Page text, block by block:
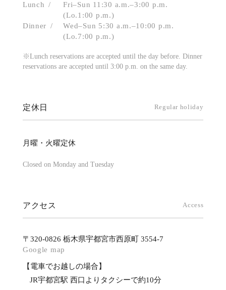
Lunch
Fri–Sun 11:30 a.m.–3:00 p.m.
(Lo.1:00 p.m.)
Dinner
Wed–Sun 5:30 a.m.–10:00 p.m.
(Lo.7:00 p.m.)
※Lunch reservations are accepted until the day before. Dinner
reservations are accepted until 3:00 p.m. on the same day.
定休日 Regular holiday
月曜・火曜定休
Closed on Monday and Tuesday
アクセス Access
〒320-0826 栃木県宇都宮市西原町 3554-7
Google map
【電車でお越しの場合】
JR宇都宮駅 西口よりタクシーで約10分